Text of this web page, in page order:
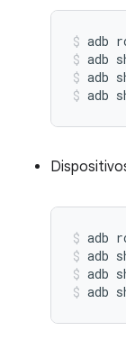
adb
adb
adb
adb
adb
adb
adb
adb